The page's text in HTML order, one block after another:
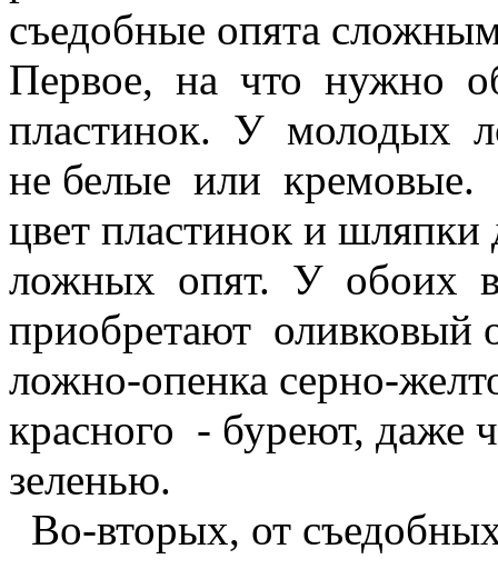
съедобные опята
Первое, на что нужно
пластинок. У молодых
не белые или
цвет пластинок и
ложных опят. У обоих
приобретают оливковый
ложно-опенка серно-
красного - буреют, даже
зеленью.
Во-вторых, от